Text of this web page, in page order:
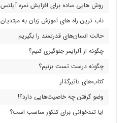
روش هایی ساده برای افزایش نمره آیلتس
ناب ترین راه های آموزش زبان به مبتدیان
حالت انسان‌های قدرتمند را بگیریم
چگونه از آلزایمر جلوگیری کنیم؟
چگونه درست تست بزنیم؟
کتاب‌های تأثیرگذار
وضو گرفتن چه خاصیت‌هایی دارد؟!
ایا تندخوانی برای کنکور مناسب است؟